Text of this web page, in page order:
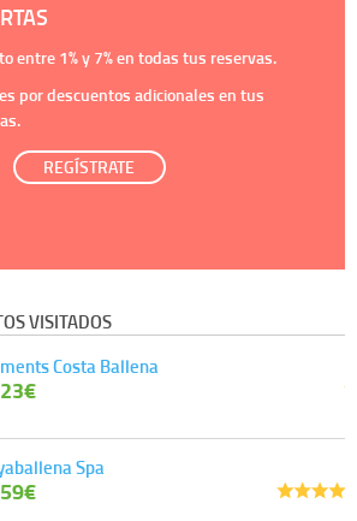
entre 1%y 7%en todas tus reservas.
por descuentos adicionales en tus
REGÍSTRATE
VISITADOS
Costa Ballena
Spa